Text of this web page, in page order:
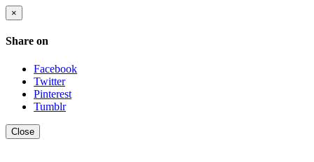
×
Share on
Facebook
Twitter
Pinterest
Tumblr
Close